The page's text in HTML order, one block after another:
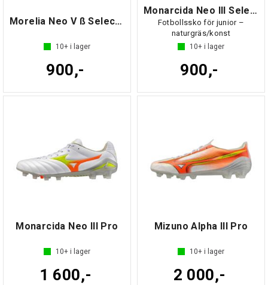
Morelia Neo V ß Select Jr
10+ i lager
900,-
Monarcida Neo III Select Jr
Fotbollssko för junior –
naturgräs/konst
10+ i lager
900,-
Monarcida Neo III Pro
10+ i lager
1 600,-
Mizuno Alpha III Pro
10+ i lager
2 000,-